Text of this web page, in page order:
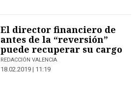
El director financiero de
antes de la “reversión”
puede recuperar su cargo
REDACCIÓN VALENCIA
18.02.2019 | 11:19